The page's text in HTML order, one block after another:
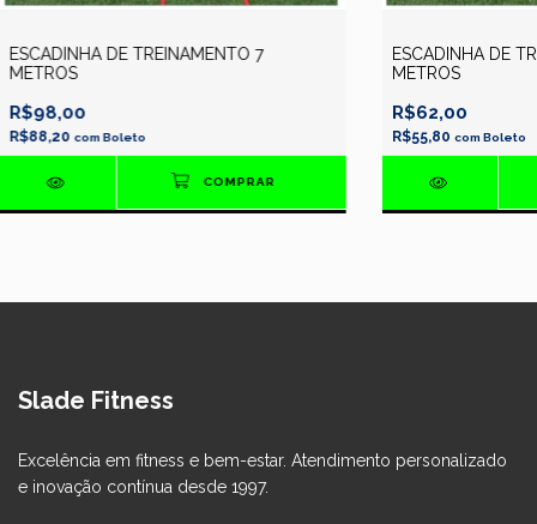
ESCADINHA DE TREINAMENTO 7
METROS
R$98,00
R$88,20 com Boleto
ESCADINHA DE
METROS
R$62,00
R$55,80 com Boleto
Slade Fitness
Excelência em fitness e bem-estar. Atendimento personalizado
e inovação contínua desde 1997.